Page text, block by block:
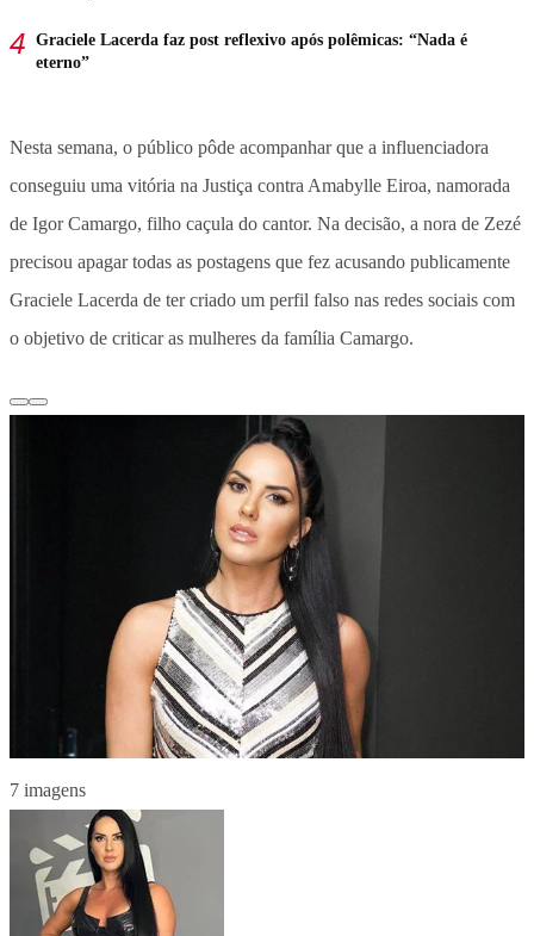
Graciele Lacerda faz post reflexivo após polêmicas: “Nada é
eterno”
Nesta semana, o público pôde acompanhar que a influenciadora
conseguiu uma vitória na Justiça contra Amabylle Eiroa, namorada
de Igor Camargo, filho caçula do cantor. Na decisão, a nora de Zezé
precisou apagar todas as postagens que fez acusando publicamente
Graciele Lacerda de ter criado um perfil falso nas redes sociais com
o objetivo de criticar as mulheres da família Camargo.
7 imagens